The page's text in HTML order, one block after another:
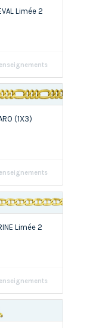
Limée 2
(1X3)
Limée 2